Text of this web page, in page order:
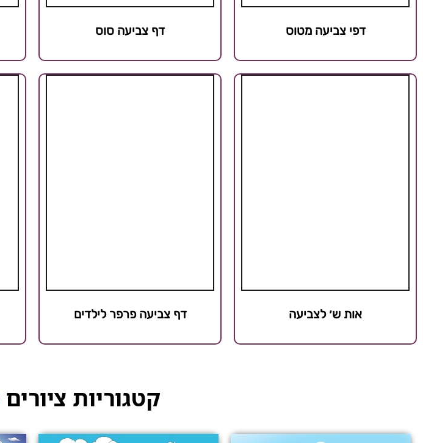
דפי צביעה מטוס דף צביעה סוס
אות ש׳ לצביעה דף צביעה פרפר לילדים
קטגוריות ציורים